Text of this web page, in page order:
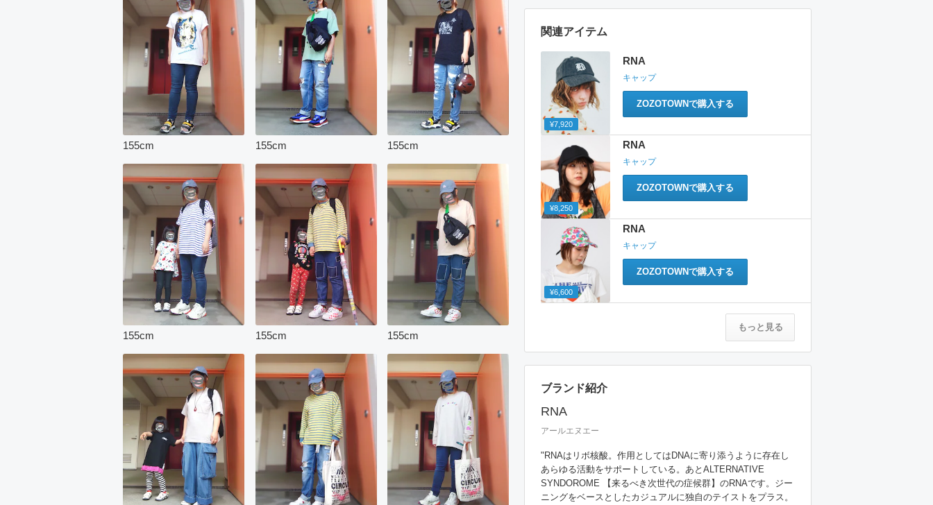
関連アイテム
¥7,920
RNA
キャップ
ZOZOTOWNで購入する
¥8,250
RNA
キャップ
ZOZOTOWNで購入する
¥6,600
RNA
キャップ
ZOZOTOWNで購入する
もっと見る
ブランド紹介
RNA
アールエヌエー
"RNAはリボ核酸。作用としてはDNAに寄り添うように存在し
あらゆる活動をサポートしている。あとALTERNATIVE
SYNDOROME 【来るべき次世代の症候群】のRNAです。ジー
ニングをベースとしたカジュアルに独自のテイストをプラス。
155cm 155cm 155cm
155cm 155cm 155cm